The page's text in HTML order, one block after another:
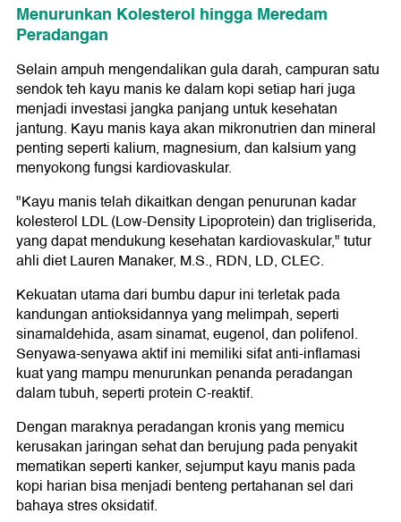
Menurunkan Kolesterol hingga Meredam
Peradangan
Selain ampuh mengendalikan gula darah, campuran satu
sendok teh kayu manis ke dalam kopi setiap hari juga
menjadi investasi jangka panjang untuk kesehatan
jantung. Kayu manis kaya akan mikronutrien dan mineral
penting seperti kalium, magnesium, dan kalsium yang
menyokong fungsi kardiovaskular.
"Kayu manis telah dikaitkan dengan penurunan kadar
kolesterol LDL (Low-Density Lipoprotein) dan trigliserida,
yang dapat mendukung kesehatan kardiovaskular," tutur
ahli diet Lauren Manaker, M.S., RDN, LD, CLEC.
Kekuatan utama dari bumbu dapur ini terletak pada
kandungan antioksidannya yang melimpah, seperti
sinamaldehida, asam sinamat, eugenol, dan polifenol.
Senyawa-senyawa aktif ini memiliki sifat anti-inflamasi
kuat yang mampu menurunkan penanda peradangan
dalam tubuh, seperti protein C-reaktif.
Dengan maraknya peradangan kronis yang memicu
kerusakan jaringan sehat dan berujung pada penyakit
mematikan seperti kanker, sejumput kayu manis pada
kopi harian bisa menjadi benteng pertahanan sel dari
bahaya stres oksidatif.